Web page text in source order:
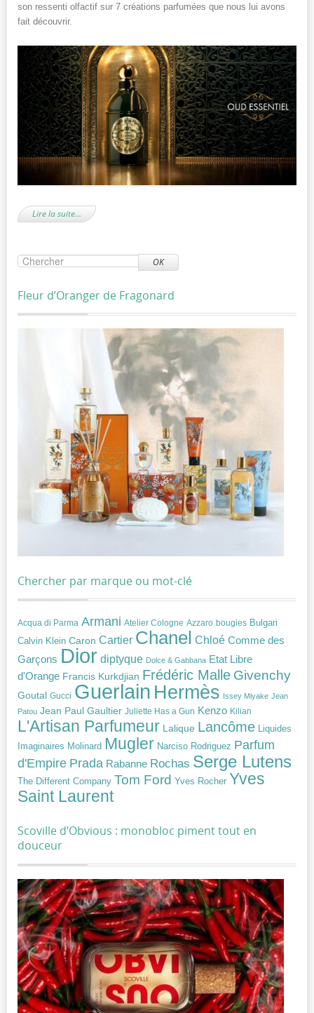
son ressenti olfactif sur 7 créations parfumées que nous lui avons
fait découvrir.
Lire la suite…
OK
Fleur d’Oranger de Fragonard
Chercher par marque ou mot-clé
Acqua di Parma Armani Atelier Cologne Azzaro bougies Bulgari
Calvin Klein Caron Cartier Chanel Chloé Comme des
Garçons Dior diptyque Dolce & Gabbana Etat Libre
d'Orange Francis Kurkdjian Frédéric Malle Givenchy
Goutal Gucci Guerlain Hermès Issey Miyake Jean
Patou Jean Paul Gaultier Juliette Has a Gun Kenzo Kilian
L'Artisan Parfumeur Lalique Lancôme Liquides
Imaginaires Molinard Mugler Narciso Rodriguez Parfum
d'Empire Prada Rabanne Rochas Serge Lutens
The Different Company Tom Ford Yves Rocher Yves
Saint Laurent
Scoville d’Obvious : monobloc piment tout en
douceur